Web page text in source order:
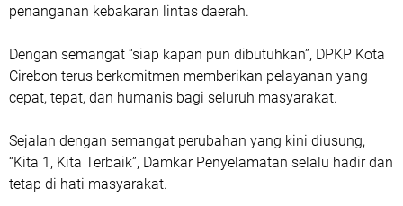
penanganan kebakaran lintas daerah.
Dengan semangat “siap kapan pun dibutuhkan”, DPKP Kota
Cirebon terus berkomitmen memberikan pelayanan yang
cepat, tepat, dan humanis bagi seluruh masyarakat.
Sejalan dengan semangat perubahan yang kini diusung,
“Kita 1, Kita Terbaik”, Damkar Penyelamatan selalu hadir dan
tetap di hati masyarakat.